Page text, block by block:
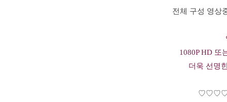
전체 구성 영상
1080P HD 또
더욱 선명